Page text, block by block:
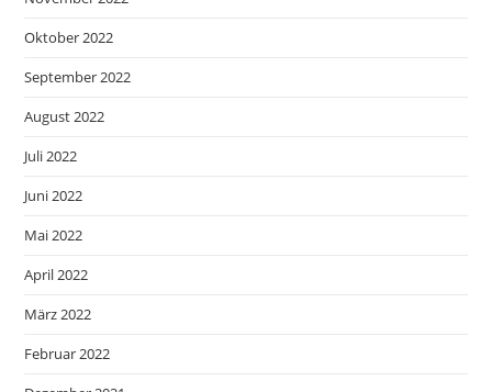
Oktober 2022
September 2022
August 2022
Juli 2022
Juni 2022
Mai 2022
April 2022
März 2022
Februar 2022